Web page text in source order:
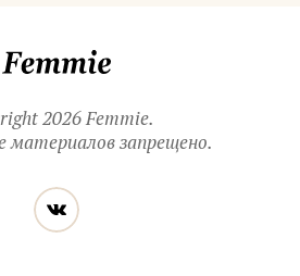
2026 Femmie.
материалов запрещено.
Читайте
нас
в социальных